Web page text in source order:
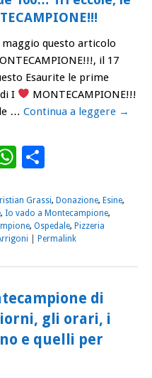
questo articolo
il 17
Esaurite le prime
I
MONTECAMPIONE!!!
… Continua a leggere →
WhatsApp
Grassi, Donazione, Esine,
, Io vado a Montecampione,
, Ospedale, Pizzeria
Permalink
di
gli orari, i
e quelli per